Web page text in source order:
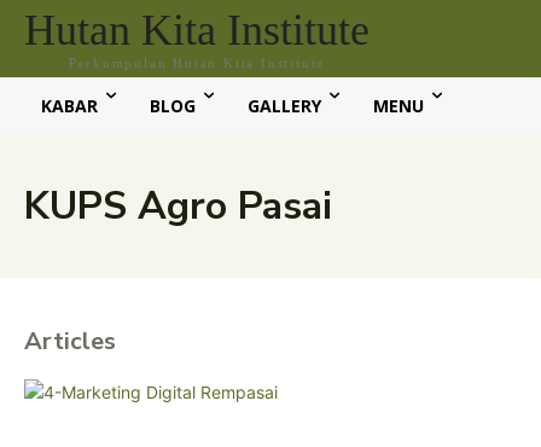
Hutan Kita Institute
Perkumpulan Hutan Kita Institute
KABAR BLOG GALLERY MENU
KUPS Agro Pasai
Articles